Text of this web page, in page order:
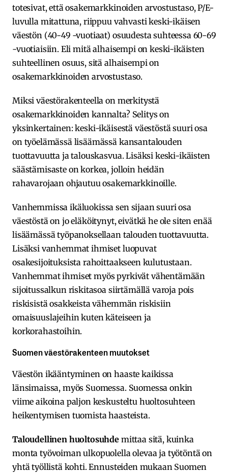
totesivat, että osakemarkkinoiden arvostustaso, P/E-
luvulla mitattuna, riippuu vahvasti keski-ikäisen
väestön (40-49 -vuotiaat) osuudesta suhteessa 60-69
-vuotiaisiin. Eli mitä alhaisempi on keski-ikäisten
suhteellinen osuus, sitä alhaisempi on
osakemarkkinoiden arvostustaso.
Miksi väestörakenteella on merkitystä
osakemarkkinoiden kannalta? Selitys on
yksinkertainen: keski-ikäisestä väestöstä suuri osa
on työelämässä lisäämässä kansantalouden
tuottavuutta ja talouskasvua. Lisäksi keski-ikäisten
säästämisaste on korkea, jolloin heidän
rahavarojaan ohjautuu osakemarkkinoille.
Vanhemmissa ikäluokissa sen sijaan suuri osa
väestöstä on jo eläköitynyt, eivätkä he ole siten enää
lisäämässä työpanoksellaan talouden tuottavuutta.
Lisäksi vanhemmat ihmiset luopuvat
osakesijoituksista rahoittaakseen kulutustaan.
Vanhemmat ihmiset myös pyrkivät vähentämään
sijoitussalkun riskitasoa siirtämällä varoja pois
riskisistä osakkeista vähemmän riskisiin
omaisuuslajeihin kuten käteiseen ja
korkorahastoihin.
Suomen väestörakenteen muutokset
Väestön ikääntyminen on haaste kaikissa
länsimaissa, myös Suomessa. Suomessa onkin
viime aikoina paljon keskusteltu huoltosuhteen
heikentymisen tuomista haasteista.
Taloudellinen huoltosuhde mittaa sitä, kuinka
monta työvoiman ulkopuolella olevaa ja työtöntä on
yhtä työllistä kohti. Ennusteiden mukaan Suomen